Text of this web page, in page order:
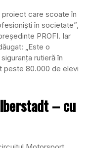
proiect care scoate în
în societate”,
PROFI. Iar
„Este o
rutieră în
peste 80.000 de elevi
– cu